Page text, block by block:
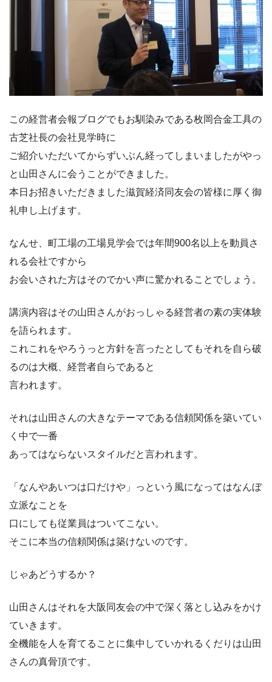
この経営者会報ブログでもお馴染みである枚岡合金工具の
古芝社長の会社見学時に
ご紹介いただいてからずいぶん経ってしまいましたがやっ
と山田さんに会うことができました。
本日お招きいただきました滋賀経済同友会の皆様に厚く御
礼申し上げます。
なんせ、町工場の工場見学会では年間900名以上を動員さ
れる会社ですから
お会いされた方はそのでかい声に驚かれることでしょう。
講演内容はその山田さんがおっしゃる経営者の素の実体験
を語られます。
これこれをやろうっと方針を言ったとしてもそれを自ら破
るのは大概、経営者自らであると
言われます。
それは山田さんの大きなテーマである信頼関係を築いてい
く中で一番
あってはならないスタイルだと言われます。
「なんやあいつは口だけや」っという風になってはなんぼ
立派なことを
口にしても従業員はついてこない。
そこに本当の信頼関係は築けないのです。
じゃあどうするか？
山田さんはそれを大阪同友会の中で深く落とし込みをかけ
ていきます。
全機能を人を育てることに集中していかれるくだりは山田
さんの真骨頂です。